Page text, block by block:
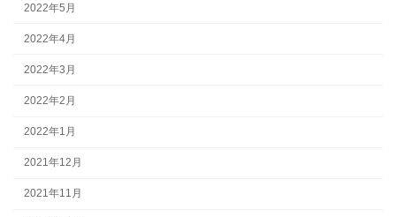
2022年5月
2022年4月
2022年3月
2022年2月
2022年1月
2021年12月
2021年11月